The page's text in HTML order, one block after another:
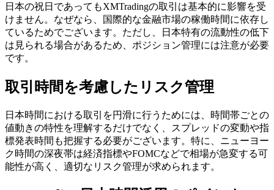
日本の祝日であってもXMTradingの取引は基本的に影響を受
けません。なぜなら、国際的な金融市場の稼働時間に依存し
ているためでございます。ただし、日本特有の流動性の低下
は見られる場合があるため、ポジション管理には注意が必要
です。
取引時間を考慮したリスク管理
日本時間における取引を円滑に行うためには、時間帯ごとの
値動きの特性を理解するだけでなく、スプレッドの変動や指
標発表時間も把握する必要がございます。特に、ニューヨー
ク時間の深夜帯は経済指標やFOMCなどで相場が急変する可
能性が高く、適切なリスク管理が求められます。